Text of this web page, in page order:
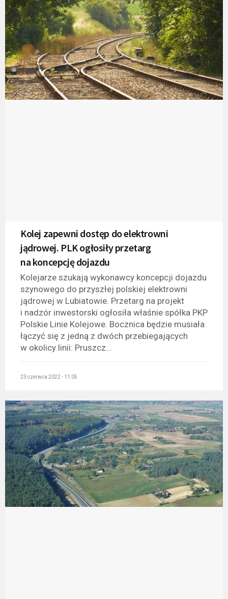
Kolej zapewni dostęp do elektrowni
jądrowej. PLK ogłosiły przetarg
na koncepcję dojazdu
Kolejarze szukają wykonawcy koncepcji dojazdu
szynowego do przyszłej polskiej elektrowni
jądrowej w Lubiatowie. Przetarg na projekt
i nadzór inwestorski ogłosiła właśnie spółka PKP
Polskie Linie Kolejowe. Bocznica będzie musiała
łączyć się z jedną z dwóch przebiegających
w okolicy linii: Pruszcz...
23 czerwca 2022 - 11:05